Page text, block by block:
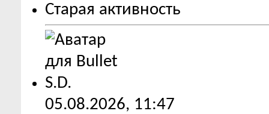
Старая активность
05.08.2026, 11:47